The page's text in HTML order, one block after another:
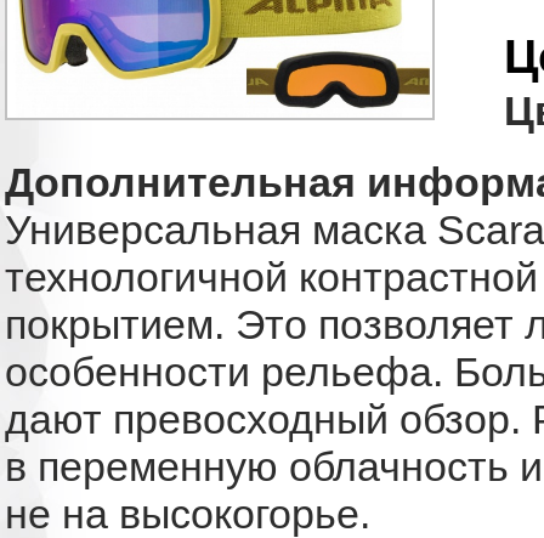
Дополнительная
Универсальная маска
технологичной
покрытием. Это позволяет
особенности рельефа.
дают превосходный обзор.
в переменную облачность
не на высокогорье.